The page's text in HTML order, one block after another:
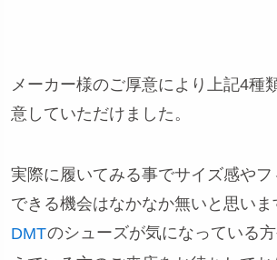
メーカー様のご厚意により上記4種
意していただけました。
実際に履いてみる事でサイズ感や
できる機会はなかなか無いと思い
DMTのシューズが気になっている